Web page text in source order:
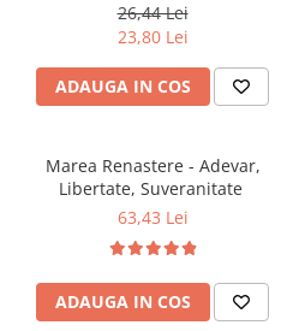
26,44 Lei
23,80 Lei
ADAUGA IN COS
Marea Renastere - Adevar,
Libertate, Suveranitate
63,43 Lei
ADAUGA IN COS